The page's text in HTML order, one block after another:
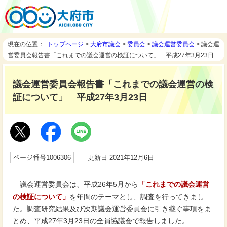
現在の位置： トップページ > 大府市議会 > 委員会 > 議会運営委員会 > 議会運
営委員会報告書「これまでの議会運営の検証について」 平成27年3月23日
議会運営委員会報告書「これまでの議会運営の検
証について」 平成27年3月23日
ページ番号1006306 更新日 2021年12月6日
議会運営委員会は、平成26年5月から
「これまでの議会運営
の検証について」 を年間のテーマとし、調査を行ってきまし
た。調査研究結果及び次期議会運営委員会に引き継ぐ事項をま
とめ、平成27年3月23日の全員協議会で報告しました。